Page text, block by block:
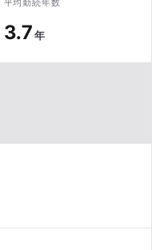
平均勤続年数
3.7年